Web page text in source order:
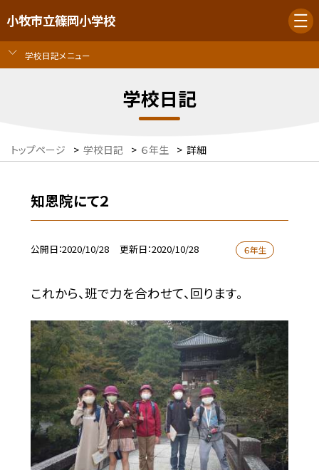
小牧市立篠岡小学校
学校日記メニュー
学校日記
トップページ > 学校日記 > ６年生 > 詳細
知恩院にて２
公開日 2020/10/28 更新日 2020/10/28 ６年生
これから、班で力を合わせて、回ります。